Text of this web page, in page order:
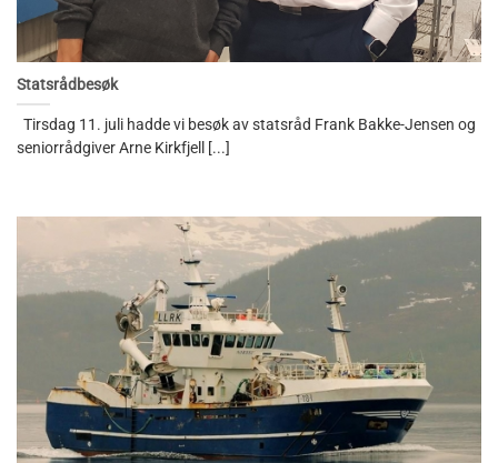
Statsrådbesøk
Tirsdag 11. juli hadde vi besøk av statsråd Frank Bakke-Jensen og
seniorrådgiver Arne Kirkfjell [...]